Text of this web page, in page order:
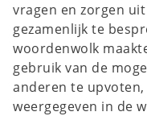
vragen en zorgen
gezamenlijk te
woordenwolk
gebruik van de
anderen te
weergegeven in de